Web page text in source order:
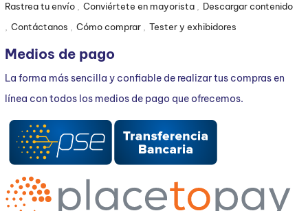
Rastrea tu envío Conviértete en mayorista
Descargar contenido
Contáctanos
Cómo comprar Tester y exhibidores
Medios de pago
La forma más sencilla y confiable de realizar tus compras en
línea con todos los medios de pago que ofrecemos.